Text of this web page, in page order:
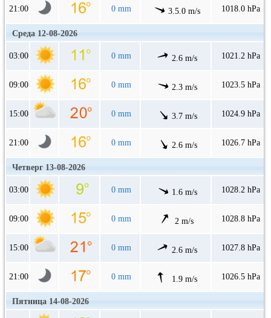
21:00 0 mm 3.5.0 m/s 1018.0 hPa
Среда 12-08-2026
03:00 0 mm 2.6 m/s 1021.2 hPa
09:00 0 mm 2.3 m/s 1023.5 hPa
15:00 0 mm 3.7 m/s 1024.9 hPa
21:00 0 mm 2.6 m/s 1026.7 hPa
Четверг 13-08-2026
03:00 0 mm 1.6 m/s 1028.2 hPa
09:00 0 mm 2 m/s 1028.8 hPa
15:00 0 mm 2.6 m/s 1027.8 hPa
21:00 0 mm 1.9 m/s 1026.5 hPa
Пятница 14-08-2026